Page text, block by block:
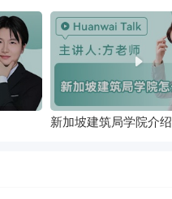
新加坡建筑局学院介绍